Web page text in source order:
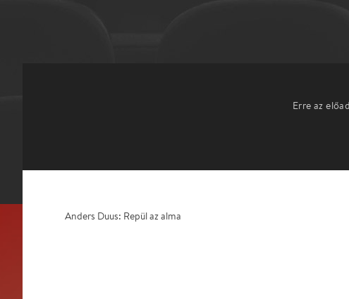
Erre az
Anders Duus: Repül az alma